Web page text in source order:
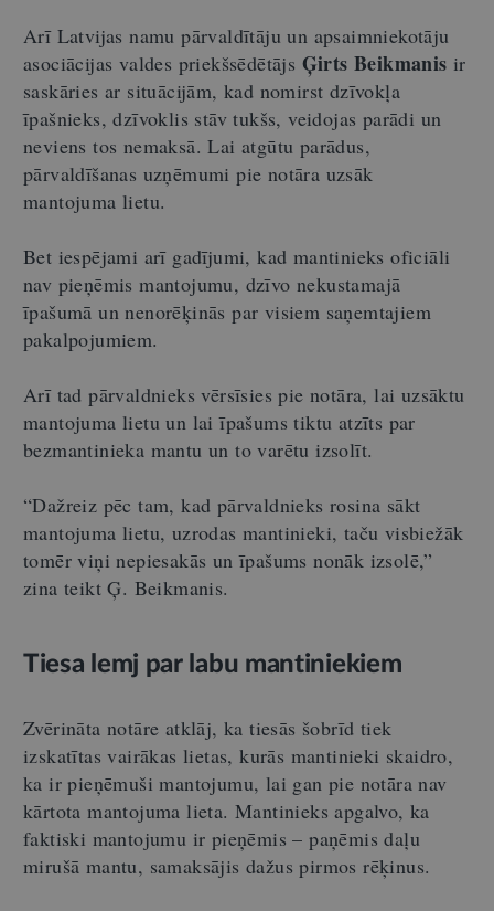
Arī Latvijas namu pārvaldītāju un apsaimniekotāju
asociācijas valdes priekšsēdētājs Ģirts Beikmanisir
saskāries ar situācijām, kad nomirst dzīvokļa
īpašnieks, dzīvoklis stāv tukšs, veidojas parādi un
neviens tos nemaksā. Lai atgūtu parādus,
pārvaldīšanas uzņēmumi pie notāra uzsāk
mantojuma lietu.
Bet iespējami arī gadījumi, kad mantinieks oficiāli
nav pieņēmis mantojumu, dzīvo nekustamajā
īpašumā un nenorēķinās par visiem saņemtajiem
pakalpojumiem.
Arī tad pārvaldnieks vērsīsies pie notāra, lai uzsāktu
mantojuma lietu un lai īpašums tiktu atzīts par
bezmantinieka mantu un to varētu izsolīt.
“Dažreiz pēc tam, kad pārvaldnieks rosina sākt
mantojuma lietu, uzrodas mantinieki, taču visbiežāk
tomēr viņi nepiesakās un īpašums nonāk izsolē,”
zina teikt Ģ. Beikmanis.
Tiesa lemj par labu mantiniekiem
Zvērināta notāre atklāj, ka tiesās šobrīd tiek
izskatītas vairākas lietas, kurās mantinieki skaidro,
ka ir pieņēmuši mantojumu, lai gan pie notāra nav
kārtota mantojuma lieta. Mantinieks apgalvo, ka
faktiski mantojumu ir pieņēmis – paņēmis daļu
mirušā mantu, samaksājis dažus pirmos rēķinus.